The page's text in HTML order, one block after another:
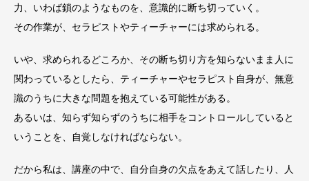
力、いわば鎖のようなものを、意識的に断ち切っていく。
その作業が、セラピストやティーチャーには求められる。
いや、求められるどころか、その断ち切り方を知らないまま人に
関わっているとしたら、ティーチャーやセラピスト自身が、無意
識のうちに大きな問題を抱えている可能性がある。
あるいは、知らず知らずのうちに相手をコントロールしていると
いうことを、自覚しなければならない。
だから私は、講座の中で、自分自身の欠点をあえて話したり、人